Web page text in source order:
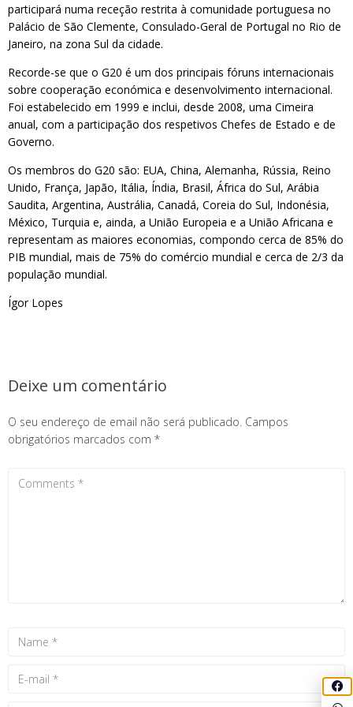
participará numa receção restrita à comunidade portuguesa no
Palácio de São Clemente, Consulado-Geral de Portugal no Rio de
Janeiro, na zona Sul da cidade.
Recorde-se que o G20 é um dos principais fóruns internacionais
sobre cooperação económica e desenvolvimento internacional.
Foi estabelecido em 1999 e inclui, desde 2008, uma Cimeira
anual, com a participação dos respetivos Chefes de Estado e de
Governo.
Os membros do G20 são: EUA, China, Alemanha, Rússia, Reino
Unido, França, Japão, Itália, Índia, Brasil, África do Sul, Arábia
Saudita, Argentina, Austrália, Canadá, Coreia do Sul, Indonésia,
México, Turquia e, ainda, a União Europeia e a União Africana e
representam as maiores economias, compondo cerca de 85% do
PIB mundial, mais de 75% do comércio mundial e cerca de 2/3 da
população mundial.
Ígor Lopes
Deixe um comentário
O seu endereço de email não será publicado. Campos
obrigatórios marcados com *